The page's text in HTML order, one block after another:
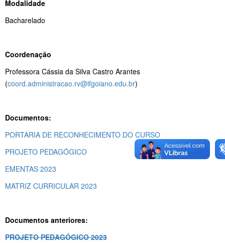
Modalidade
Bacharelado
Coordenação
Professora Cássia da Silva Castro Arantes
(coord.administracao.rv@ifgoiano.edu.br)
Documentos:
PORTARIA DE RECONHECIMENTO DO CURSO
PROJETO PEDAGÓGICO
EMENTAS 2023
MATRIZ CURRICULAR 2023
Documentos anteriores:
PROJETO PEDAGÓGICO 2023